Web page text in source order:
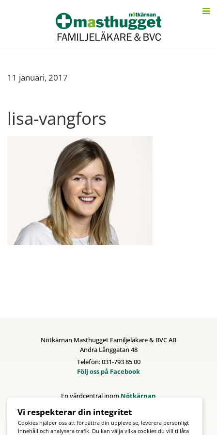
11 januari, 2017
lisa-vangfors
Nötkärnan Masthugget Familjeläkare & BVC AB
Andra Långgatan 48
Telefon: 031-793 85 00
Följ oss på Facebook
En vårdcentral inom Nötkärnan
Vi respekterar din integritet
Cookies hjälper oss att förbättra din upplevelse, leverera personligt
innehåll och analysera trafik. Du kan välja vilka cookies du vill tillåta